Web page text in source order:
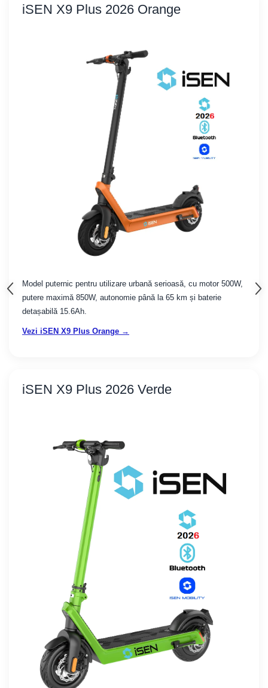
iSEN X9 Plus 2026 Orange
Model puternic pentru utilizare urbană serioasă, cu motor 500W,
putere maximă 850W, autonomie până la 65 km și baterie
detașabilă 15.6Ah.
Vezi iSEN X9 Plus Orange →
iSEN X9 Plus 2026 Verde